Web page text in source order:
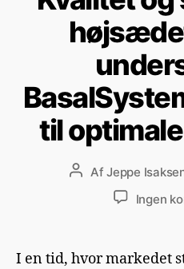
til
AfJeppe
Ingen
I en tid, hvor markedet